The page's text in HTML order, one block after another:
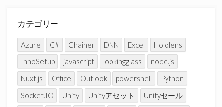
カテゴリー
Azure C# Chainer DNN Excel
Hololens
InnoSetup
javascript lookingglass
node.js
Nuxt.js
Office Outlook powershell
Python
Socket.IO
Unity Unityアセット Unityセール